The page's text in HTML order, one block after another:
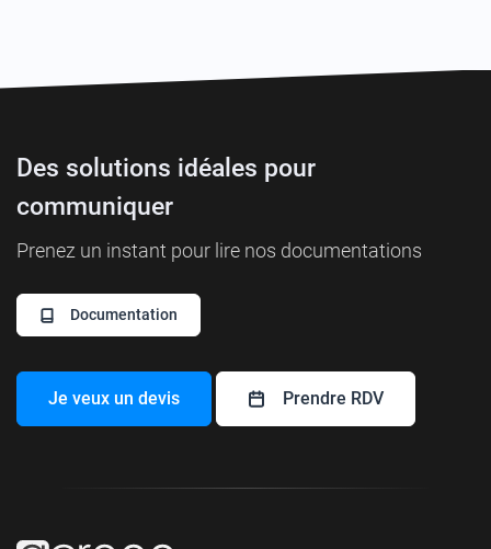
Des solutions idéales pour
communiquer
Prenez un instant pour lire nos documentations
Documentation
Je veux un devis Prendre RDV